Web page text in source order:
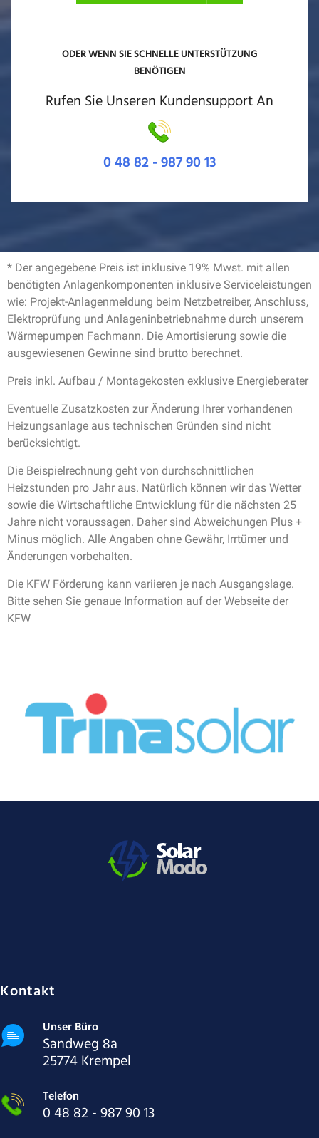
ODER WENN SIE SCHNELLE UNTERSTÜTZUNG
BENÖTIGEN
Rufen Sie Unseren Kundensupport An
0 48 82 - 987 90 13
* Der angegebene Preis ist inklusive 19% Mwst. mit allen
benötigten Anlagenkomponenten inklusive Serviceleistungen
wie: Projekt-Anlagenmeldung beim Netzbetreiber, Anschluss,
Elektroprüfung und Anlageninbetriebnahme durch unserem
Wärmepumpen Fachmann. Die Amortisierung sowie die
ausgewiesenen Gewinne sind brutto berechnet.
Preis inkl. Aufbau / Montagekosten exklusive Energieberater
Eventuelle Zusatzkosten zur Änderung Ihrer vorhandenen
Heizungsanlage aus technischen Gründen sind nicht
berücksichtigt.
Die Beispielrechnung geht von durchschnittlichen
Heizstunden pro Jahr aus. Natürlich können wir das Wetter
sowie die Wirtschaftliche Entwicklung für die nächsten 25
Jahre nicht voraussagen. Daher sind Abweichungen Plus +
Minus möglich. Alle Angaben ohne Gewähr, Irrtümer und
Änderungen vorbehalten.
Die KFW Förderung kann variieren je nach Ausgangslage.
Bitte sehen Sie genaue Information auf der Webseite der
KFW
Kontakt
Unser Büro
Sandweg 8a
25774 Krempel
Telefon
0 48 82 - 987 90 13